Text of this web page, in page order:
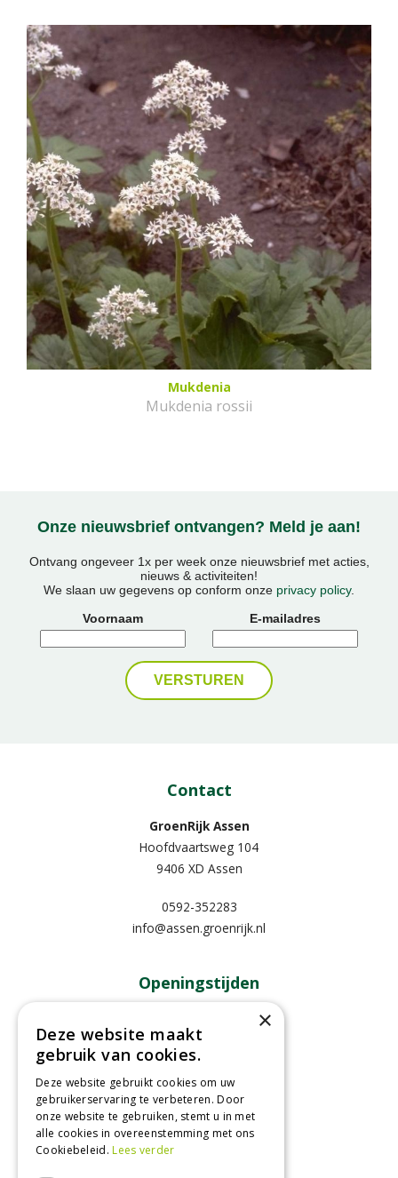
Mukdenia
Mukdenia rossii
Onze nieuwsbrief ontvangen? Meld je aan!
Ontvang ongeveer 1x per week onze nieuwsbrief met acties,
nieuws & activiteiten!
We slaan uw gegevens op conform onze privacy policy.
Voornaam
E-mailadres
Contact
GroenRijk Assen
Hoofdvaartsweg 104
9406 XD Assen
0592-352283
info@assen.groenrijk.nl
Openingstijden
09:00 - 18:00
Dinsdag
Woensdag
Donderdag
09:00 - 18:00
Vrijdag
09:00 - 18:00
Zaterdag
09:00 - 17:00
Toon alle openingstijden
×
Deze website maakt
gebruik van cookies.
Deze website gebruikt cookies om uw
gebruikerservaring te verbeteren. Door
onze website te gebruiken, stemt u in met
alle cookies in overeenstemming met ons
Cookiebeleid.Lees verder